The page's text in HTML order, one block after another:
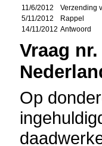
11/6/2012
Verzending
5/11/2012
Rappel
14/11/2012 Antwoord
Vraag
Op